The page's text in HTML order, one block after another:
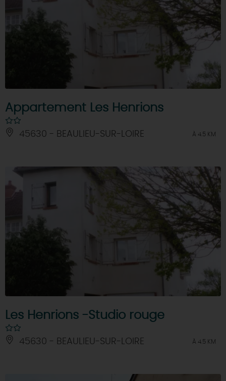
Appartement Les Henrions
45630 - BEAULIEU-SUR-LOIRE À 4.5 KM
Les Henrions -Studio rouge
45630 - BEAULIEU-SUR-LOIRE À 4.5 KM